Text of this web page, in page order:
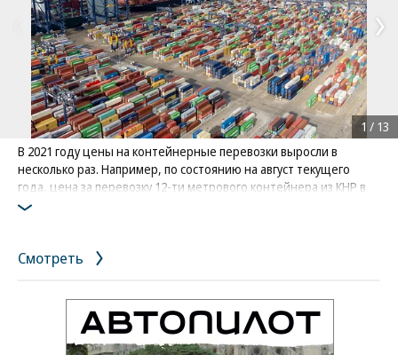
В 2021 году цены на контейнерные перевозки выросли в
несколько раз. Например, по состоянию на август текущего
года, цена за перевозку 12-ти метрового контейнера из КНР в
ЕС составила $14 тыс. Это почти в 10 раз больше, чем в 2020-м
1 / 13
Смотреть